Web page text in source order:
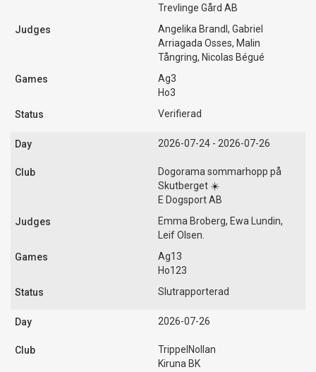
Trevlinge Gård AB
Angelika Brandl, Gabriel
Arriagada Osses, Malin
Tångring, Nicolas Bégué
Ag3
Ho3
Verifierad
2026-07-24 - 2026-07-26
Dogorama sommarhopp på
Skutberget ☀️
E Dogsport AB
Emma Broberg, Ewa Lundin,
Leif Olsen.
Ag13
Ho123
Slutrapporterad
2026-07-26
TrippelNollan
Kiruna BK